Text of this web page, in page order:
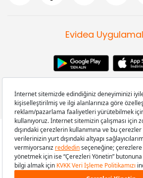
Evidea
Copyright © 2008-2026 Evidea.com |